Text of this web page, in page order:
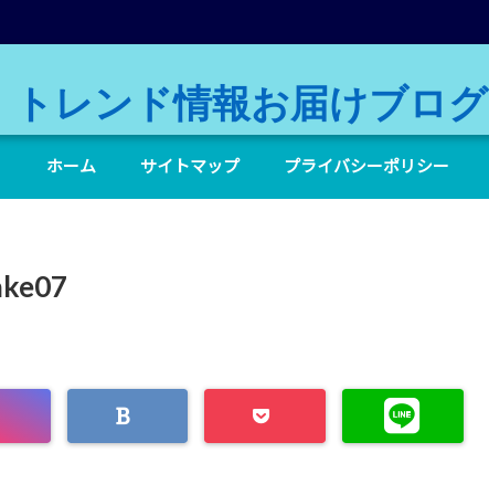
トレンド情報お届けブログ
ホーム サイトマップ プライバシーポリシー